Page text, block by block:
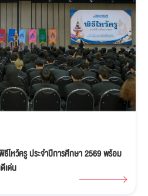
ไหว้ครู ประจำปีการศึกษา 2569 พร้อม
เด่น